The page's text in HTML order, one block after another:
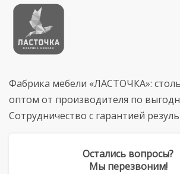
Фабрика мебели «ЛАСТОЧКА»:
оптом от производителя по
Сотрудничество с гарантией
Остались вопросы?
Мы перезвоним!